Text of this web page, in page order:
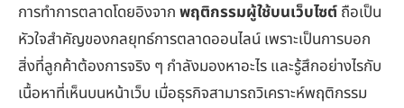
การทำการตลาดโดยอิงจากพฤติกรรมผู้ใช้บนเว็บไซต์ถือเป็น
หัวใจสำคัญของกลยุทธ์การตลาดออนไลน์ เพราะเป็นการบอก
สิ่งที่ลูกค้าต้องการจริง ๆ กำลังมองหาอะไร และรู้สึกอย่างไรกับ
เนื้อหาที่เห็นบนหน้าเว็บ เมื่อธุรกิจสามารถวิเคราะห์พฤติกรรม